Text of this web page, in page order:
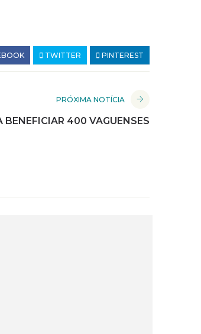
TWITTER PINTEREST
PRÓXIMA NOTÍCIA
400 VAGUENSES